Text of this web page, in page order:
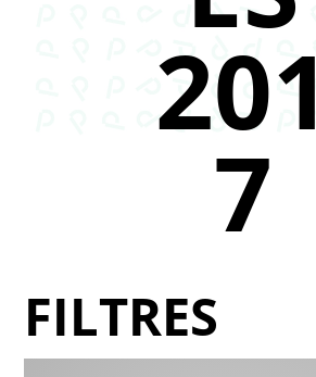
201
7
FILTRES